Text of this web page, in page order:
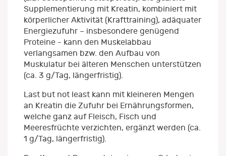
Supplementierung mit Kreatin, kombiniert mit
körperlicher Aktivität (Krafttraining), adäquater
Energiezufuhr – insbesondere genügend
Proteine - kann den Muskelabbau
verlangsamen bzw. den Aufbau von
Muskulatur bei älteren Menschen unterstützen
(ca. 3 g/Tag, längerfristig).
Last but not least kann mit kleineren Mengen
an Kreatin die Zufuhr bei Ernährungsformen,
welche ganz auf Fleisch, Fisch und
Meeresfrüchte verzichten, ergänzt werden (ca.
1 g/Tag, längerfristig).